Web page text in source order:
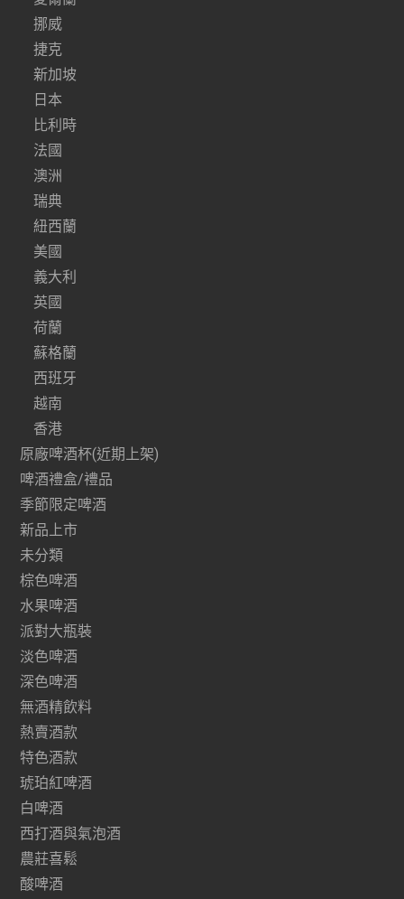
挪威
捷克
新加坡
日本
比利時
法國
澳洲
瑞典
紐西蘭
美國
義大利
英國
荷蘭
蘇格蘭
西班牙
越南
香港
原廠啤酒杯(近期上架)
啤酒禮盒/禮品
季節限定啤酒
新品上市
未分類
棕色啤酒
水果啤酒
派對大瓶裝
淡色啤酒
深色啤酒
無酒精飲料
熱賣酒款
特色酒款
琥珀紅啤酒
白啤酒
西打酒與氣泡酒
農莊喜鬆
酸啤酒